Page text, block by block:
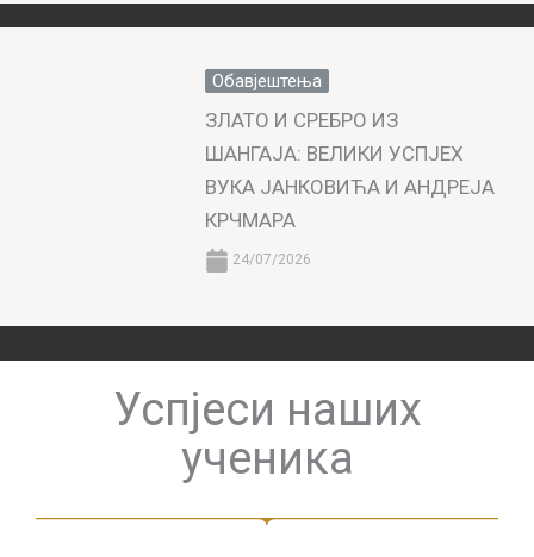
Обавјештења
ЗЛАТО И СРЕБРО ИЗ
ШАНГАЈА: ВЕЛИКИ УСПЈЕХ
ВУКА ЈАНКОВИЋА И АНДРЕЈА
КРЧМАРА
24/07/2026
Успјеси наших
ученика